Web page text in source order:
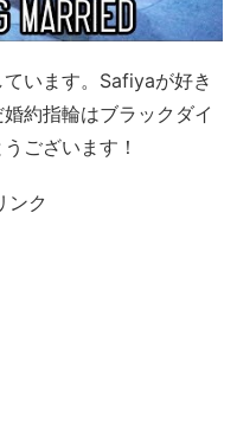
います。Safiyaが好き
約指輪はブラックダイ
ございます！
ンク